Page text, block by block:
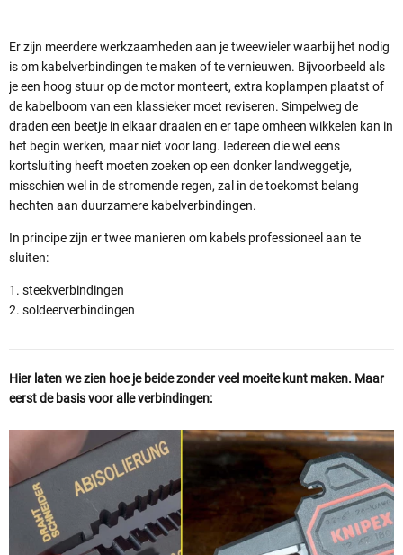
Er zijn meerdere werkzaamheden aan je tweewieler waarbij het nodig
is om kabelverbindingen te maken of te vernieuwen. Bijvoorbeeld als
je een hoog stuur op de motor monteert, extra koplampen plaatst of
de kabelboom van een klassieker moet reviseren. Simpelweg de
draden een beetje in elkaar draaien en er tape omheen wikkelen kan in
het begin werken, maar niet voor lang. Iedereen die wel eens
kortsluiting heeft moeten zoeken op een donker landweggetje,
misschien wel in de stromende regen, zal in de toekomst belang
hechten aan duurzamere kabelverbindingen.
In principe zijn er twee manieren om kabels professioneel aan te
sluiten:
1. steekverbindingen
2. soldeerverbindingen
Hier laten we zien hoe je beide zonder veel moeite kunt maken. Maar
eerst de basis voor alle verbindingen: